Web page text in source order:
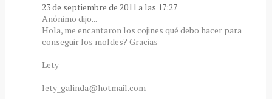
23 de septiembre de 2011 a las 17:27
Anónimo dijo...
Hola, me encantaron los cojines qué debo hacer para
conseguir los moldes? Gracias
Lety
lety_galinda@hotmail.com